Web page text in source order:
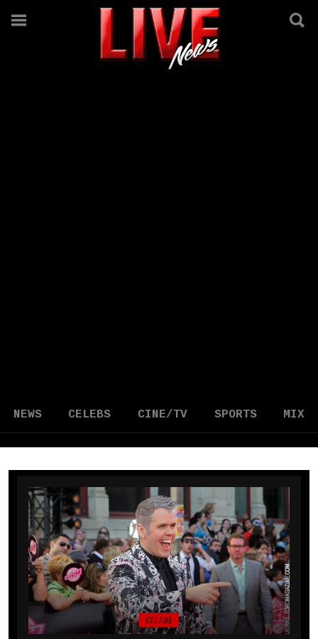
NEWS CELEBS CINE/TV SPORTS MIX
CELEBS